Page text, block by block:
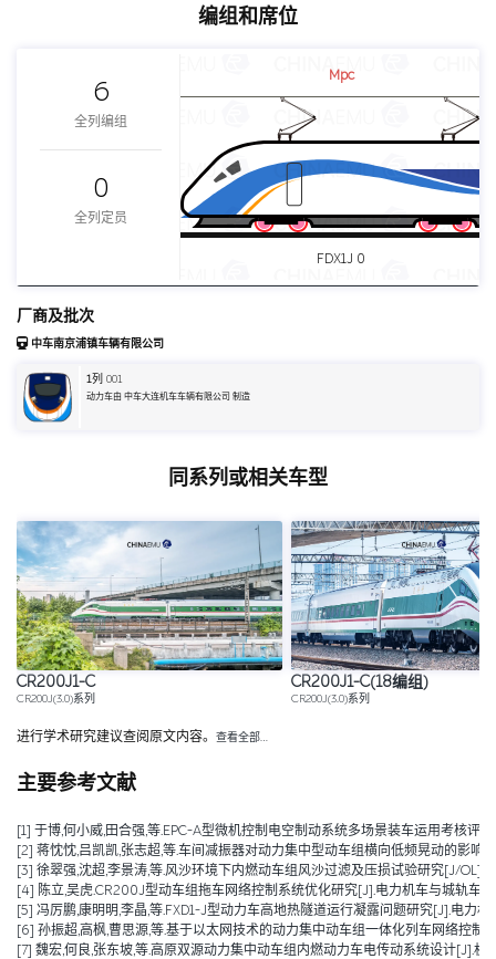
编组和席位
6
全列编组
0
全列定员
Mpc
FDX1J 0
厂商及批次
中车南京浦镇车辆有限公司
1列 001
动力车由 中车大连机车车辆有限公司 制造
同系列或相关车型
CR200J1-C
CR200J(3.0)系列
CR200J1-C(18编组)
CR200J(3.0)系列
进行学术研究建议查阅原文内容。 查看全部…
主要参考文献
[1] 于博,何小威,田合强,等.EPC-A型微机控制电空制动系统多场景装车运用考核评
[2] 蒋忱忱,吕凯凯,张志超,等.车间减振器对动力集中型动车组横向低频晃动的影
[3] 徐翠强,沈超,李景涛,等.风沙环境下内燃动车组风沙过滤及压损试验研究[J/
[4] 陈立,吴虎.CR200J型动车组拖车网络控制系统优化研究[J].电力机车与城轨车
[5] 冯厉鹏,康明明,李晶,等.FXD1-J型动力车高地热隧道运行凝露问题研究[J].电力
[6] 孙振超,高枫,曹思源,等.基于以太网技术的动力集中动车组一体化列车网络控
[7] 魏宏,何良,张东坡,等.高原双源动力集中动车组内燃动力车电传动系统设计[J].